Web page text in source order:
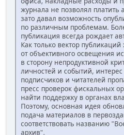
журнала не позволял платить
зато давал возможность
по различным проблемам.
публикация всегда рождает
Как только вектор
от объективного освещения
в сторону непродуктивной
личностей и событий,
подписчиков и читателей
пресс проверок фискальных
найти поддержку в органах
Поэтому, основная идея
подача материалов в
соответствовать названию
архив".